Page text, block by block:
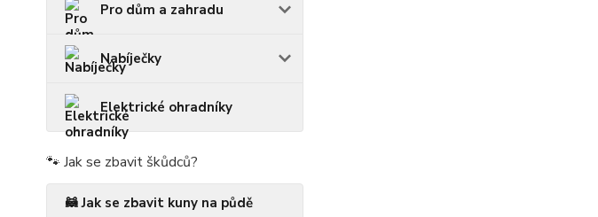
Pro dům a zahradu
Nabíječky
Elektrické ohradníky
🐾 Jak se zbavit škůdců?
🦝 Jak se zbavit kuny na půdě